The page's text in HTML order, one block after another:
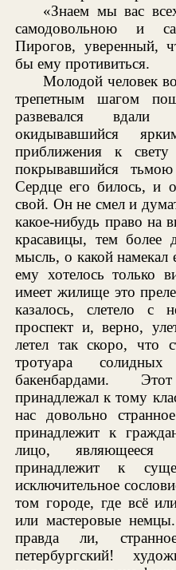
«Знаем мы вас
самодовольною и
Пирогов, уверенный,
бы ему противиться.
Молодой человек
трепетным шагом
развевался
окидывавшийся
приближения к
покрывавшийся
Сердце его билось, и
свой. Он не смел и
какое-нибудь право на
красавицы, тем более
мысль, о какой
ему хотелось только
имеет жилище это
казалось, слетело с
проспект и, верно,
летел так скоро, что
тротуара
бакенбардами.
принадлежал к тому
нас довольно
принадлежит к
лицо,
принадлежит к
исключительное
том городе, где всё
или мастеровые
правда ли,
петербургский!